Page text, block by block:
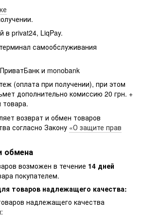
в privat24, LiqPay.
самообслуживания
и monobank
(оплата при получении), при этом
дополнительно комиссию 20 грн. +
товара.
возврат и обмен товаров
согласно Закону «О защите прав
обмена
возможен в течение 14 дней
покупателем.
товаров надлежащего качества:
надлежащего качества